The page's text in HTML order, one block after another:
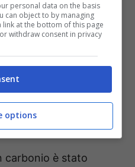
Fails (@supercar.fails)
carbonio è stato
personal data on the basis
can object to by managing
at the bottom of this page
withdraw consent in privacy
options